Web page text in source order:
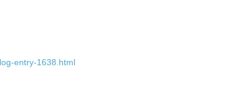
entry-1638.html